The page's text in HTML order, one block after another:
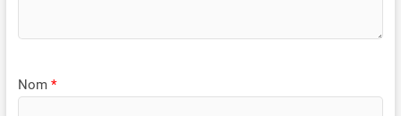
Nom *